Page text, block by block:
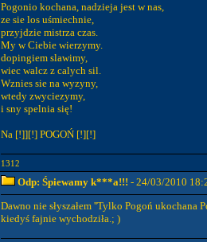
Pogonio kochana, nadzieja jest w nas,
ze sie los uśmiechnie,
przyjdzie mistrza czas.
My w Ciebie wierzymy.
dopingiem slawimy,
wiec walcz z calych sil.
Wznies sie na wyzyny,
wtedy zwyciezymy,
i sny spelnia się!
Na [!]][!] POGOŃ [!][!]
1312
Odp: Śpiewamy k***a!!! - 24/03/2010
Dawno nie słyszałem ''Tylko Pogoń
kiedyś fajnie wychodziła.; )